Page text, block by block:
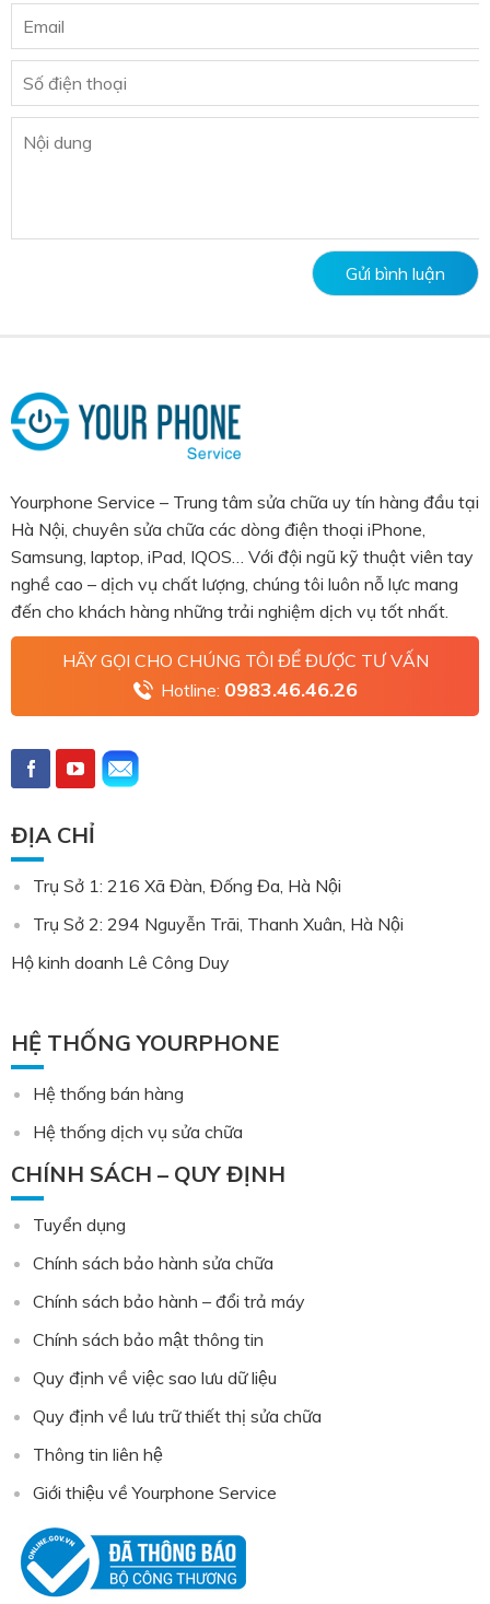
Yourphone Service – Trung tâm sửa chữa uy tín hàng đầu tại
Hà Nội, chuyên sửa chữa các dòng điện thoại iPhone,
Samsung, laptop, iPad, IQOS… Với đội ngũ kỹ thuật viên tay
nghề cao – dịch vụ chất lượng, chúng tôi luôn nỗ lực mang
đến cho khách hàng những trải nghiệm dịch vụ tốt nhất.
HÃY GỌI CHO CHÚNG TÔI ĐỂ ĐƯỢC TƯ VẤN
Hotline: 0983.46.46.26
ĐỊA CHỈ
Trụ Sở 1: 216 Xã Đàn, Đống Đa, Hà Nội
Trụ Sở 2: 294 Nguyễn Trãi, Thanh Xuân, Hà Nội
Hộ kinh doanh Lê Công Duy
HỆ THỐNG YOURPHONE
Hệ thống bán hàng
Hệ thống dịch vụ sửa chữa
CHÍNH SÁCH – QUY ĐỊNH
Tuyển dụng
Chính sách bảo hành sửa chữa
Chính sách bảo hành – đổi trả máy
Chính sách bảo mật thông tin
Quy định về việc sao lưu dữ liệu
Quy định về lưu trữ thiết thị sửa chữa
Thông tin liên hệ
Giới thiệu về Yourphone Service